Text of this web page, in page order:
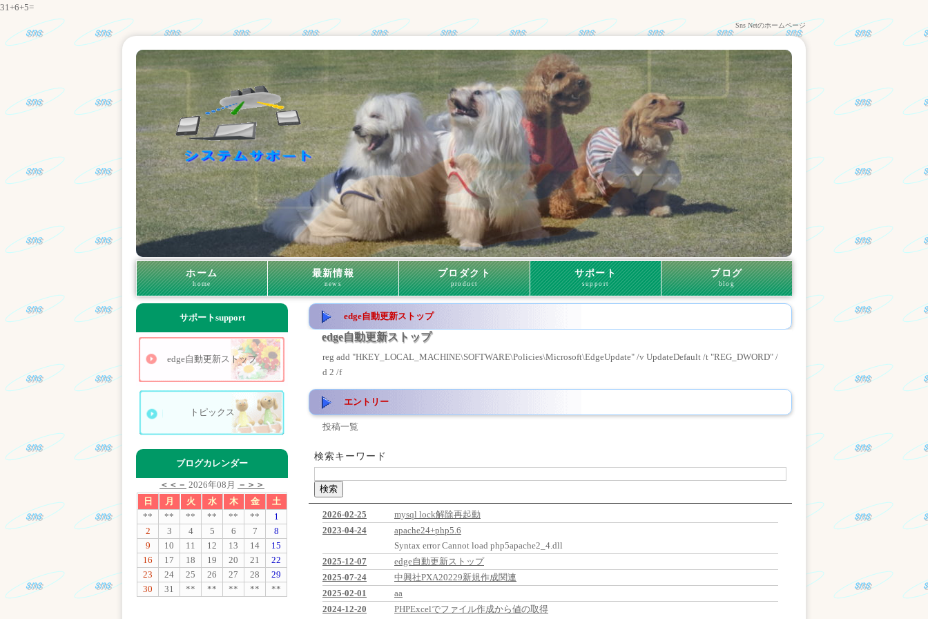
31+6+5=
Sns Netのホームページ
ホーム
home
最新情報
news
プロダクト
product
サポート
support
ブログ
blog
edge自動更新ストップ
edge自動更新ストップ
reg add "HKEY_LOCAL_MACHINE\SOFTWARE\Policies\Microsoft\EdgeUpdate" /v UpdateDefault /t "REG_DWORD" /
d 2 /f
エントリー
投稿一覧
検索キーワード
2026-02-25
mysql lock解除再起動
2023-04-24
apache24+php5.6
Syntax error Cannot load php5apache2_4.dll
2025-12-07
edge自動更新ストップ
2025-07-24
中興社PXA20229新規作成関連
2025-02-01
aa
2024-12-20
PHPExcelでファイル作成から値の取得
サポートsupport
edge自動更新ストップ
トピックス
ブログカレンダー
＜＜－ 2026年08月
－＞＞
日
月 火 水 木 金
土
**
** ** ** ** **
1
2
3 4 5 6 7
8
9
10 11 12 13 14
15
16
17 18 19 20 21
22
23
24 25 26 27 28
29
30
31 ** ** ** ** **